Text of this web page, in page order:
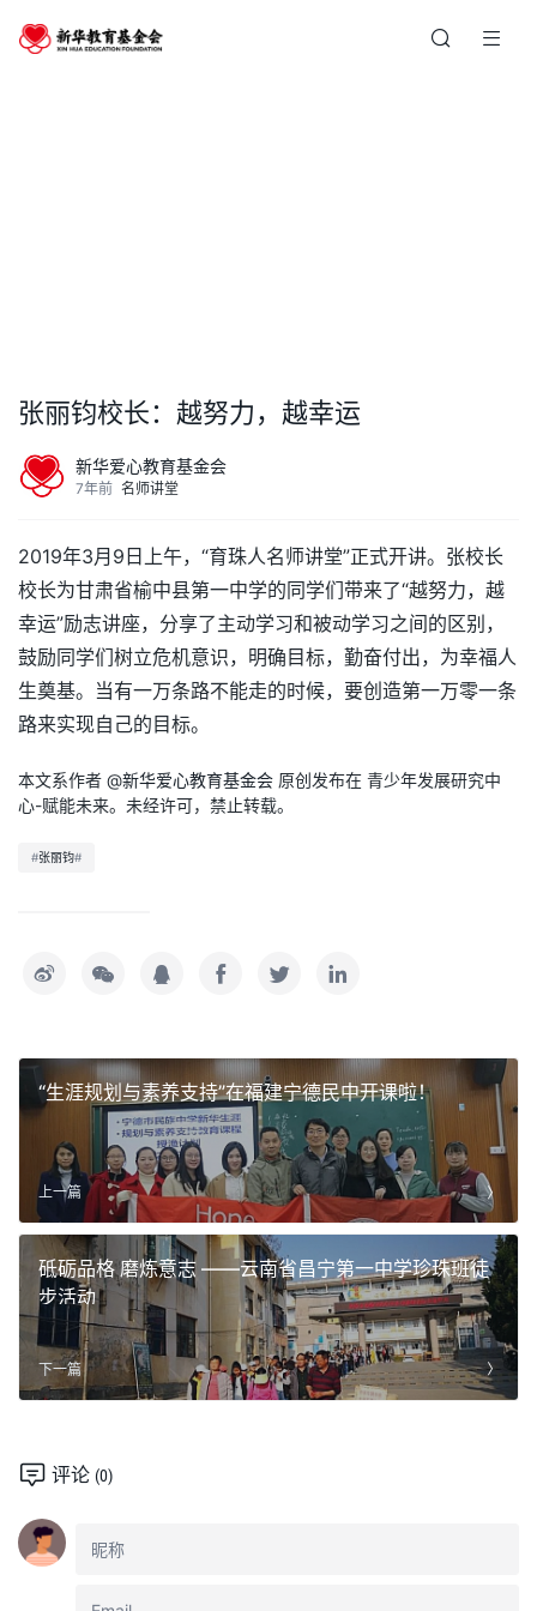
张丽钧校长：越努力，越幸运
新华爱心教育基金会
7年前 名师讲堂
2019年3月9日上午，“育珠人名师讲堂”正式开讲。张校长
校长为甘肃省榆中县第一中学的同学们带来了“越努力，越
幸运”励志讲座，分享了主动学习和被动学习之间的区别，
鼓励同学们树立危机意识，明确目标，勤奋付出，为幸福人
生奠基。当有一万条路不能走的时候，要创造第一万零一条
路来实现自己的目标。
本文系作者 @新华爱心教育基金会 原创发布在 青少年发展研究中
心-赋能未来。未经许可，禁止转载。
#张丽钧#
“生涯规划与素养支持”在福建宁德民中开课啦！
上一篇
砥砺品格 磨炼意志 ——云南省昌宁第一中学珍珠班徒
步活动
下一篇
评论 (0)